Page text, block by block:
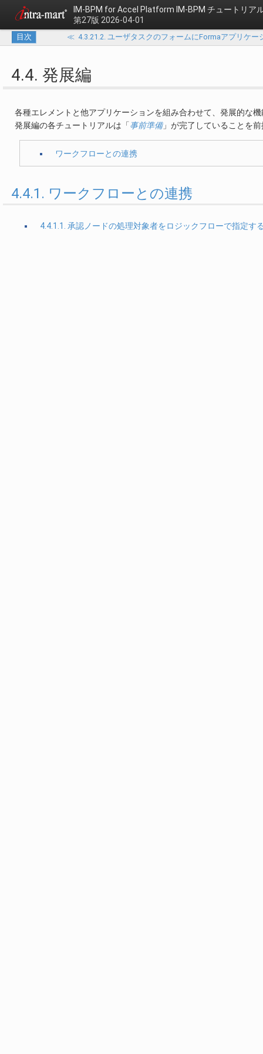
IM-BPM for Accel Platform IM-BPM チュートリア
第27版 2026-04-01
目次 ≪ 4.3.21.2. ユーザタスクのフォームにFormaアプリケー
4.4. 発展編
各種エレメントと他アプリケーションを組み合わせて、発展的な
発展編の各チュートリアルは「事前準備」が完了していることを
ワークフローとの連携
4.4.1. ワークフローとの連携
4.4.1.1. 承認ノードの処理対象者をロジックフローで指定す